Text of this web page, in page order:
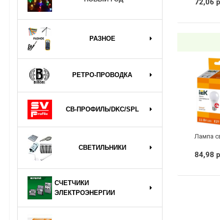
РАЗНОЕ
РЕТРО-ПРОВОДКА
СВ-ПРОФИЛЬ/DKC/SPL
СВЕТИЛЬНИКИ
СЧЕТЧИКИ
ЭЛЕКТРОЭНЕРГИИ
72,06
84,98